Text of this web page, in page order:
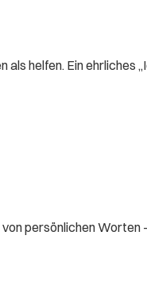
helfen. Ein ehrliches
persönlichen Worten